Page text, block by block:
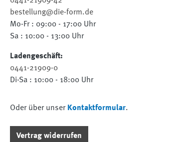
bestellung@die-form.de
Mo-Fr : 09:00 - 17:00 Uhr
Sa : 10:00 - 13:00 Uhr
Ladengeschäft:
0441-21909-0
Di-Sa : 10:00 - 18:00 Uhr
Oder über unser Kontaktformular.
Vertrag widerrufen